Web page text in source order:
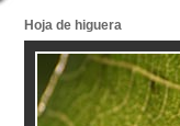
Hoja de higuera